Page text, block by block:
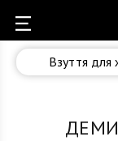
Взуття для